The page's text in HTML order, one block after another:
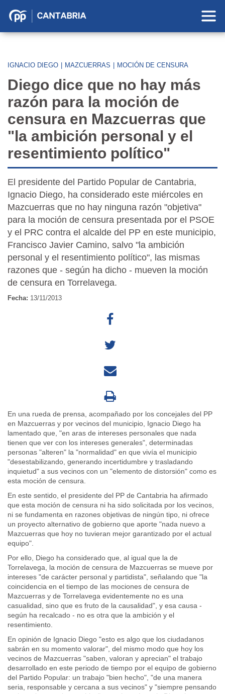
Partido
Cantabria
IGNACIO DIEGO MAZCUERRAS MOCIÓN DE CENSURA
Diego dice que no hay más
razón para la moción de
censura en Mazcuerras que
"la ambición personal y el
resentimiento político"
El presidente del Partido Popular de Cantabria,
Ignacio Diego, ha considerado este miércoles en
Mazcuerras que no hay ninguna razón "objetiva"
para la moción de censura presentada por el PSOE
y el PRC contra el alcalde del PP en este municipio,
Francisco Javier Camino, salvo "la ambición
personal y el resentimiento político", las mismas
razones que - según ha dicho - mueven la moción
de censura en Torrelavega.
Fecha: 13/11/2013
En una rueda de prensa, acompañado por los concejales del PP
en Mazcuerras y por vecinos del municipio, Ignacio Diego ha
lamentado que, "en aras de intereses personales que nada
tienen que ver con los intereses generales", determinadas
personas "alteren" la "normalidad" en que vivía el municipio
"desestabilizando, generando incertidumbre y trasladando
inquietud" a sus vecinos con un "elemento de distorsión" como es
esta moción de censura.
En este sentido, el presidente del PP de Cantabria ha afirmado
que esta moción de censura ni ha sido solicitada por los vecinos,
ni se fundamenta en razones objetivas de ningún tipo, ni ofrece
un proyecto alternativo de gobierno que aporte "nada nuevo a
Mazcuerras que hoy no tuvieran mejor garantizado por el actual
equipo".
Por ello, Diego ha considerado que, al igual que la de
Torrelavega, la moción de censura de Mazcuerras se mueve por
intereses "de carácter personal y partidista", señalando que "la
coincidencia en el tiempo de las mociones de censura de
Mazcuerras y de Torrelavega evidentemente no es una
casualidad, sino que es fruto de la causalidad", y esa causa -
según ha recalcado - no es otra que la ambición y el
resentimiento.
En opinión de Ignacio Diego "esto es algo que los ciudadanos
sabrán en su momento valorar", del mismo modo que hoy los
vecinos de Mazcuerras "saben, valoran y aprecian" el trabajo
desarrollado en este periodo de tiempo por el equipo de gobierno
del Partido Popular: un trabajo "bien hecho", "de una manera
seria, responsable y cercana a sus vecinos" y "siempre pensando